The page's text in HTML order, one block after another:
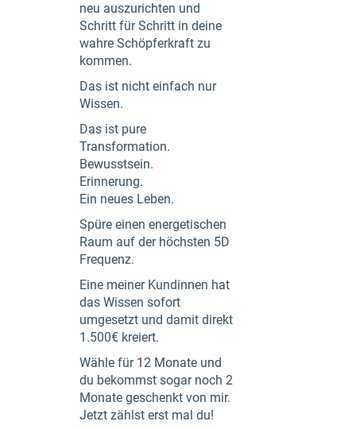
neu auszurichten und
Schritt für Schritt in deine
wahre Schöpferkraft zu
kommen.
Das ist nicht einfach nur
Wissen.
Das ist pure
Transformation.
Bewusstsein.
Erinnerung.
Ein neues Leben.
​Spüre einen energetischen
Raum auf der höchsten 5D
Frequenz.
​Eine meiner Kundinnen hat
das Wissen sofort
umgesetzt und damit direkt
1.500€ kreiert.
Wähle für 12 Monate und
du bekommst sogar noch 2
Monate geschenkt von mir.
Jetzt zählst erst mal du!